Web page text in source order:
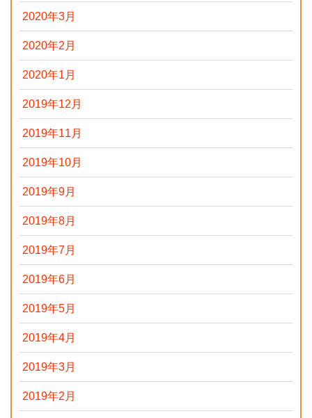
2020年3月
2020年2月
2020年1月
2019年12月
2019年11月
2019年10月
2019年9月
2019年8月
2019年7月
2019年6月
2019年5月
2019年4月
2019年3月
2019年2月